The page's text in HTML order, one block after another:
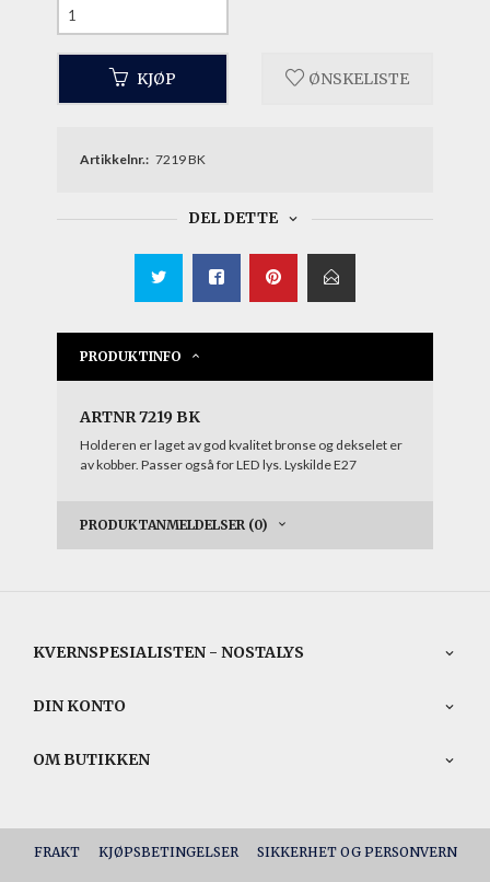
KJØP ØNSKELISTE
Artikkelnr.: 7219 BK
DEL DETTE
PRODUKTINFO
ARTNR 7219 BK
Holderen er laget av god kvalitet bronse og dekselet er
av kobber. Passer også for LED lys. Lyskilde E27
PRODUKTANMELDELSER (0)
KVERNSPESIALISTEN - NOSTALYS
DIN KONTO
OM BUTIKKEN
FRAKT KJØPSBETINGELSER SIKKERHET OG PERSONVERN